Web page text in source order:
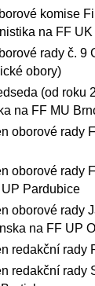
komise
na FF UK
rady č. 9
obory)
(od roku
na FF MU
oborové rady
oborové rady
Pardubice
oborové rady
na FF UP
redakční rady
redakční rady